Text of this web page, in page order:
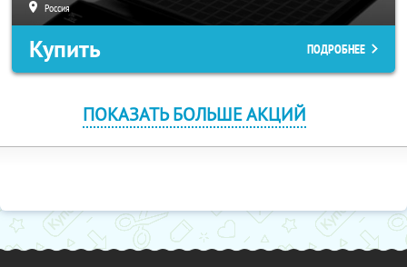
Россия
Купить ПОДРОБНЕЕ
ПОКАЗАТЬ БОЛЬШЕ АКЦИЙ